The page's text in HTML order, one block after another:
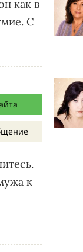
как в
С
к